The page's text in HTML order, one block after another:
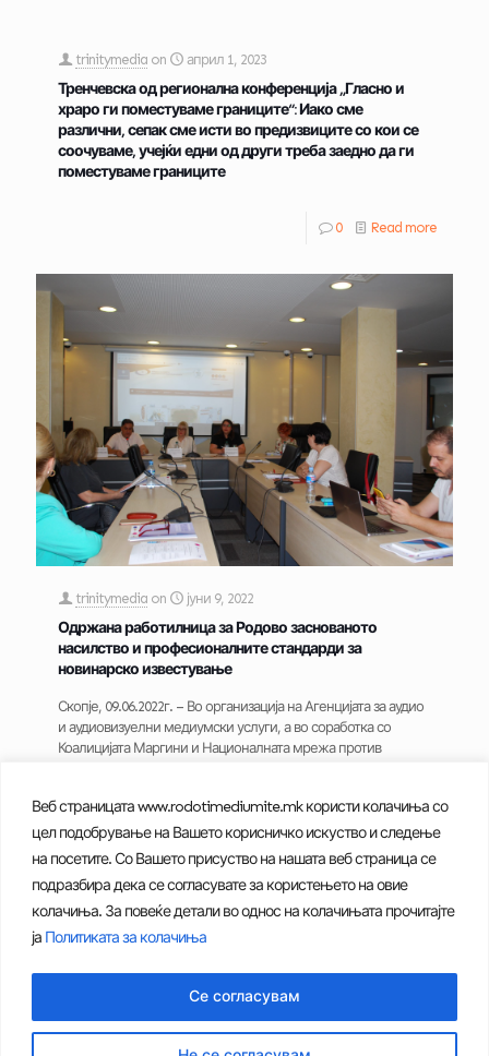
Веб страницата www.rodotimediumite.mk користи колачиња со
цел подобрување на Вашето корисничко искуство и следење
на посетите. Со Вашето присуство на нашата веб страница се
подразбира дека се согласувате за користењето на овие
колачиња. За повеќе детали во однос на колачињата прочитајте
ја Политиката за колачиња
Се согласувам
trinitymedia on април 1, 2023
Тренчевска од регионална конференција „Гласно и
храро ги поместуваме границите“: Иако сме
различни, сепак сме исти во предизвиците со кои се
соочуваме, учејќи едни од други треба заедно да ги
поместуваме границите
0 Read more
trinitymedia on јуни 9, 2022
Одржана работилница за Родово заснованото
насилство и професионалните стандарди за
новинарско известување
Скопје, 09.06.2022г. – Во организација на Агенцијата за аудио
и аудиовизуелни медиумски услуги, а во соработка со
Коалицијата Маргини и Националната мрежа против
Prev page 1 2 3
Политика за приватност на личните податоци|Политика за